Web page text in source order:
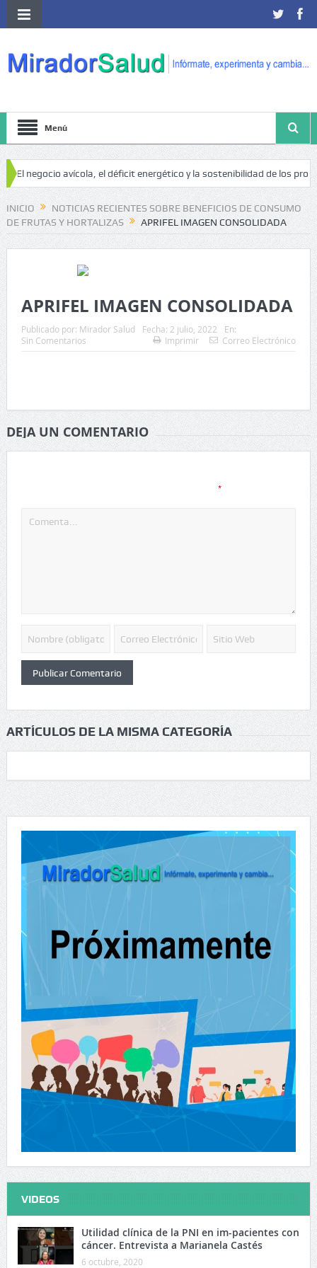
Menú
negocio avícola, el déficit energético y la sostenibilidad de los
de cáncer
INICIO
NOTICIAS RECIENTES SOBRE BENEFICIOS DE CONSUMO
DE FRUTAS Y HORTALIZAS
APRIFEL IMAGEN CONSOLIDADA
APRIFEL IMAGEN CONSOLIDADA
Publicado por: Mirador Salud Fecha: 2 julio, 2022
En:
Sin Comentarios
Imprimir Correo Electrónico
DEJA UN COMENTARIO
*
ARTÍCULOS DE LA MISMA CATEGORÍA
VIDEOS
Utilidad clínica de la PNI en im-pacientes con
cáncer. Entrevista a Marianela Castés
6 octubre, 2020